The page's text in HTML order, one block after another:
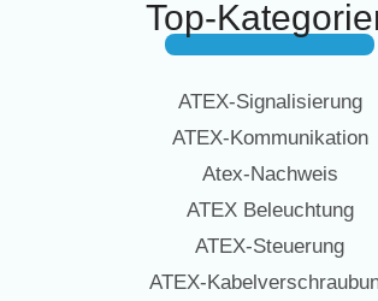
Top-
ATEX-Signalisierung
ATEX-Kommunikation
Atex-Nachweis
ATEX Beleuchtung
ATEX-Steuerung
ATEX-